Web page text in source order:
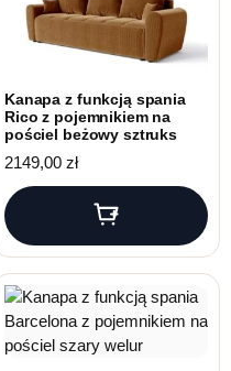
Kanapa z funkcją spania
Rico z pojemnikiem na
pościel beżowy sztruks
2149,00 zł